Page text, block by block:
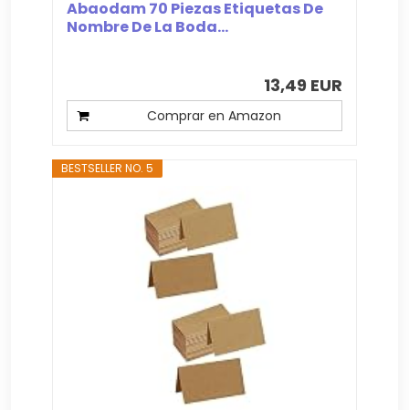
Abaodam 70 Piezas Etiquetas De
Nombre De La Boda...
13,49 EUR
Comprar en Amazon
BESTSELLER NO. 5